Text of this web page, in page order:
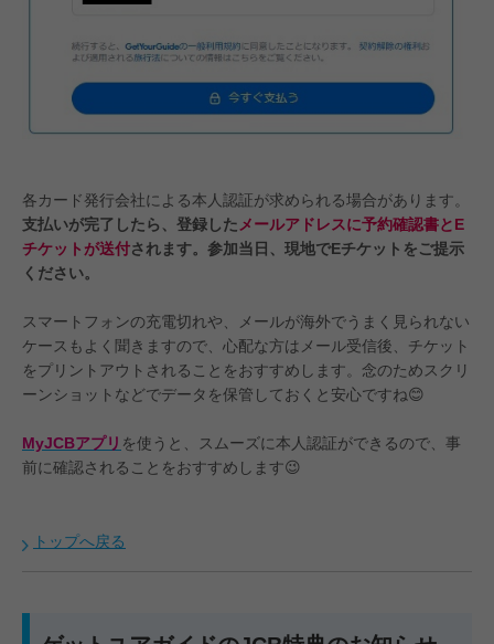
各カード発行会社による本人認証が求められる場合があります。
支払いが完了したら、登録したメールアドレスに予約確認書とE
チケットが送付されます。参加当日、現地でEチケットをご提示
ください。
スマートフォンの充電切れや、メールが海外でうまく見られない
ケースもよく聞きますので、心配な方はメール受信後、チケット
をプリントアウトされることをおすすめします。念のためスクリ
ーンショットなどでデータを保管しておくと安心ですね😊
MyJCBアプリ を使うと、スムーズに本人認証ができるので、事
前に確認されることをおすすめします😉
トップへ戻る